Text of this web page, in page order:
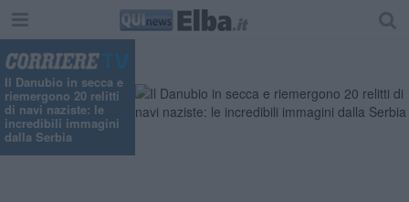
Il Danubio in secca e
riemergono 20 relitti
di navi naziste: le
incredibili immagini
dalla Serbia